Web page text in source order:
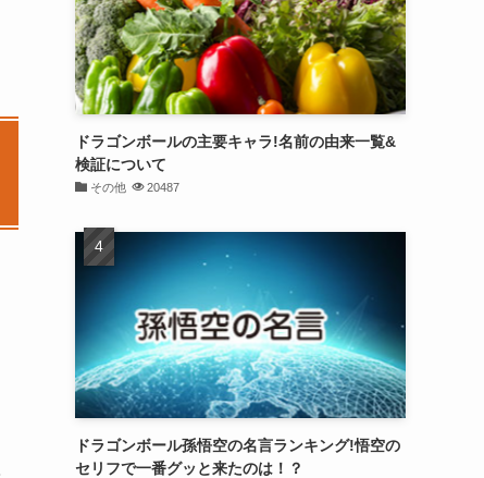
ドラゴンボールの主要キャラ!名前の由来一覧&
検証について
その他 20487
ドラゴンボール孫悟空の名言ランキング!悟空の
セリフで一番グッと来たのは！？